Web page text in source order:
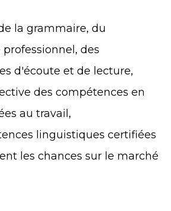
la grammaire, du
des
d'écoute et de lecture,
des compétences en
au travail,
linguistiques certifiées
les chances sur le marché